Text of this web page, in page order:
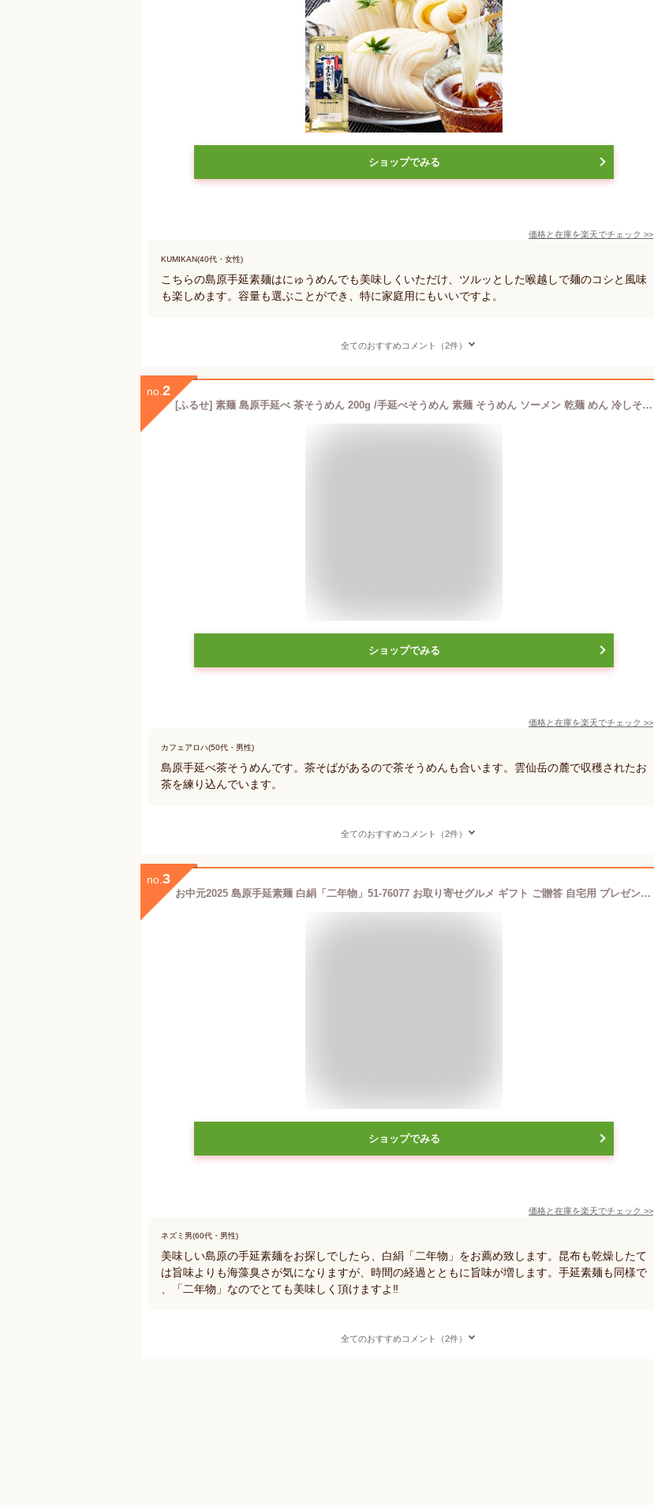
ショップでみる
価格と在庫を楽天でチェック >>
KUMIKAN(40代・女性)
こちらの島原手延素麺はにゅうめんでも美味しくいただけ、ツルッとした喉越しで麺のコシと風味
も楽しめます。容量も選ぶことができ、特に家庭用にもいいですよ。
全てのおすすめコメント（2件）
no. 2
[ふるせ] 素麺 島原手延べ 茶そうめん 200g /手延べそうめん 素麺 そうめん ソーメン 乾麺 めん 冷しそうめん レシピ 長期保存 長崎 ご当地 人気 国産 特産品 名産品 取り寄せ お取り寄せ ギフト
ショップでみる
価格と在庫を楽天でチェック >>
カフェアロハ(50代・男性)
島原手延べ茶そうめんです。茶そばがあるので茶そうめんも合います。雲仙岳の麓で収穫されたお
茶を練り込んでいます。
全てのおすすめコメント（2件）
no. 3
お中元2025 島原手延素麺 白絹「二年物」51-76077 お取り寄せグルメ ギフト ご贈答 自宅用 プレゼント 人気 ランキング 御中元 良質な小麦を見極め、その性質を最大限に生かして作られる島原の手延べ素麺は、コシが強く伸びにくいのが特徴です
ショップでみる
価格と在庫を楽天でチェック >>
ネズミ男(60代・男性)
美味しい島原の手延素麺をお探しでしたら、白絹「二年物」をお薦め致します。昆布も乾燥したて
は旨味よりも海藻臭さが気になりますが、時間の経過とともに旨味が増します。手延素麺も同様で
、「二年物」なのでとても美味しく頂けますよ‼️
全てのおすすめコメント（2件）